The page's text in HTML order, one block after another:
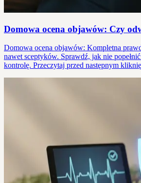
Domowa ocena objawów: Czy
Domowa ocena objawów: Kompletna
nawet sceptyków. Sprawdź, jak nie
kontrolę. Przeczytaj przed następnym